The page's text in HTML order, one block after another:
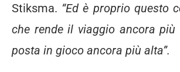
Stiksma. “Ed è proprio questo
che rende il viaggio ancora
posta in gioco ancora più alta”.